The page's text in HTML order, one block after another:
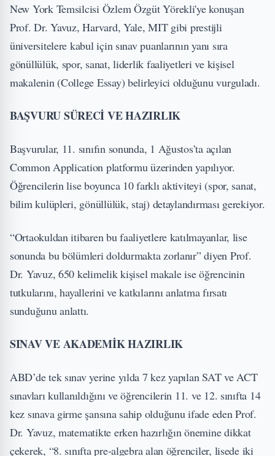
New York Temsilcisi Özlem Özgüt Yörekli'ye konuşan
Prof. Dr. Yavuz, Harvard, Yale, MIT gibi prestijli
üniversitelere kabul için sınav puanlarının yanı sıra
gönüllülük, spor, sanat, liderlik faaliyetleri ve kişisel
makalenin (College Essay) belirleyici olduğunu vurguladı.
BAŞVURU SÜRECİ VE HAZIRLIK
Başvurular, 11. sınıfın sonunda, 1 Ağustos’ta açılan
Common Application platformu üzerinden yapılıyor.
Öğrencilerin lise boyunca 10 farklı aktiviteyi (spor, sanat,
bilim kulüpleri, gönüllülük, staj) detaylandırması gerekiyor.
“Ortaokuldan itibaren bu faaliyetlere katılmayanlar, lise
sonunda bu bölümleri doldurmakta zorlanır” diyen Prof.
Dr. Yavuz, 650 kelimelik kişisel makale ise öğrencinin
tutkularını, hayallerini ve katkılarını anlatma fırsatı
sunduğunu anlattı.
SINAV VE AKADEMİK HAZIRLIK
ABD’de tek sınav yerine yılda 7 kez yapılan SAT ve ACT
sınavları kullanıldığını ve öğrencilerin 11. ve 12. sınıfta 14
kez sınava girme şansına sahip olduğunu ifade eden Prof.
Dr. Yavuz, matematikte erken hazırlığın önemine dikkat
çekerek, “8. sınıfta pre-algebra alan öğrenciler, lisede iki